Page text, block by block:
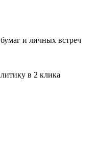
и личных встреч
в 2 клика